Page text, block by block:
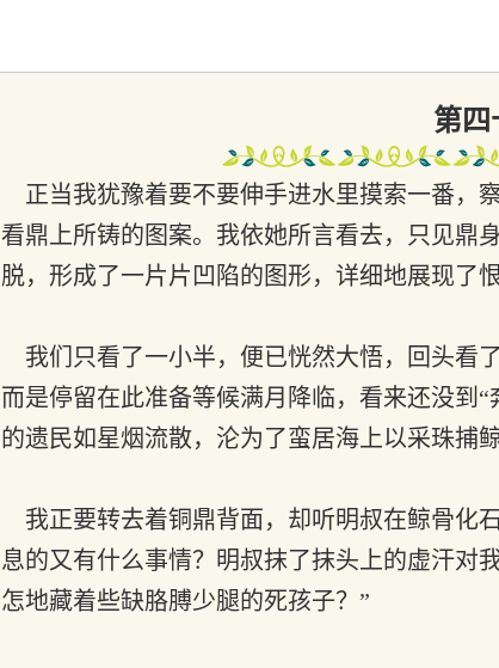
第四
正当我犹豫着要不要伸手进水里摸索一番，
看鼎上所铸的图案。我依她所言看去，只见鼎
脱，形成了一片片凹陷的图形，详细地展现了
我们只看了一小半，便已恍然大悟，回头看
而是停留在此准备等候满月降临，看来还没到
的遗民如星烟流散，沦为了蛮居海上以采珠捕鲸
我正要转去着铜鼎背面，却听明叔在鲸骨化
息的又有什么事情？明叔抹了抹头上的虚汗对
怎地藏着些缺胳膊少腿的死孩子？”